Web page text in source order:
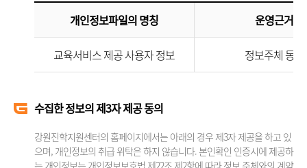
개인정보파일의 명칭 운영근거
교육서비스 제공 사용자 정보 정보주체 동의
수집한 정보의 제3자 제공 동의
강원진학지원센터의 홈페이지에서는 아래의 경우 제3자 제공을 하고 있
으며, 개인정보의 취급 위탁은 하지 않습니다. 본인확인 인증시에 제공하
는 개인정보는 개인정보보호법 제22조 제2항에 따라 정보 주체와의 계약